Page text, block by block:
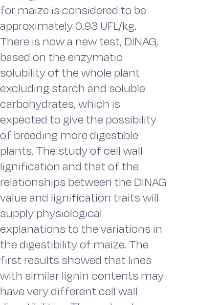
for maize is considered to be
approximately 0.93 UFL/kg.
There is now a new test, DINAG,
based on the enzymatic
solubility of the whole plant
excluding starch and soluble
carbohydrates, which is
expected to give the possibility
of breeding more digestible
plants. The study of cell wall
lignification and that of the
relationships between the DINAG
value and lignification traits will
supply physiological
explanations to the variations in
the digestibility of maize. The
first results showed that lines
with similar lignin contents may
have very different cell wall